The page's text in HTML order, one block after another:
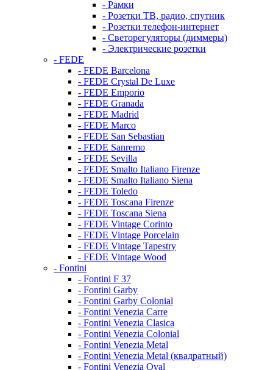
- Рамки
- Розетки ТВ, радио, спутник
- Розетки телефон-интернет
- Светорегуляторы (диммеры)
- Электрические розетки
- FEDE
- FEDE Barcelona
- FEDE Crystal De Luxe
- FEDE Emporio
- FEDE Granada
- FEDE Madrid
- FEDE Marco
- FEDE San Sebastian
- FEDE Sanremo
- FEDE Sevilla
- FEDE Smalto Italiano Firenze
- FEDE Smalto Italiano Siena
- FEDE Toledo
- FEDE Toscana Firenze
- FEDE Toscana Siena
- FEDE Vintage Corinto
- FEDE Vintage Porcelain
- FEDE Vintage Tapestry
- FEDE Vintage Wood
- Fontini
- Fontini F 37
- Fontini Garby
- Fontini Garby Colonial
- Fontini Venezia Carre
- Fontini Venezia Clasica
- Fontini Venezia Colonial
- Fontini Venezia Metal
- Fontini Venezia Metal (квадратный)
- Fontini Venezia Oval